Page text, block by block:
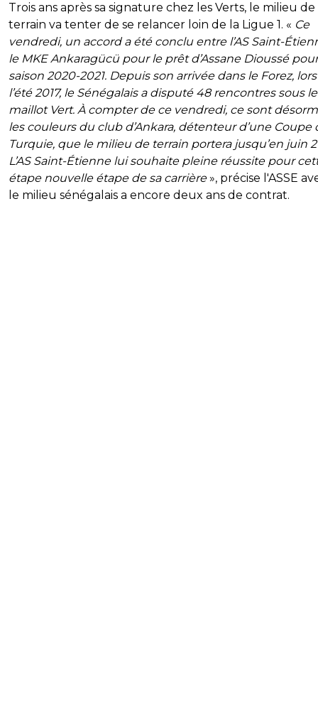
Trois ans après sa signature chez les Verts, le milieu de
terrain va tenter de se relancer loin de la Ligue 1. « Ce
vendredi, un accord a été conclu entre l’AS Saint-
le MKE Ankaragücü pour le prêt d’Assane Dioussé
saison 2020-2021. Depuis son arrivée dans le Forez,
l’été 2017, le Sénégalais a disputé 48 rencontres sous le
maillot Vert. À compter de ce vendredi, ce sont
les couleurs du club d’Ankara, détenteur d’une Coupe
Turquie, que le milieu de terrain portera jusqu’en juin
L’AS Saint-Étienne lui souhaite pleine réussite pour
étape nouvelle étape de sa carrière», précise l'ASSE
le milieu sénégalais a encore deux ans de contrat.